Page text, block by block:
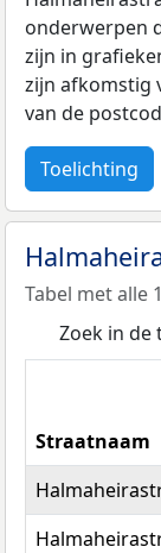
onderwerpen
zijn in
zijn afkomstig
van de
Toelichting
Tabel met alle
Zoek in de
Straatnaam
Straatnaam